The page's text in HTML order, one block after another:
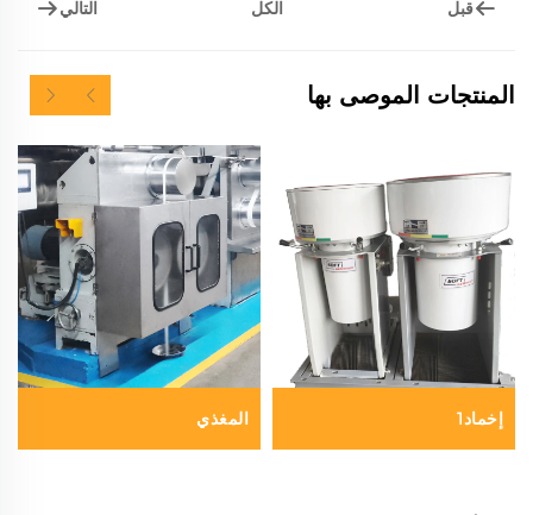
قبل الكل التالي
المنتجات الموصى بها
إخماد1 المغذي